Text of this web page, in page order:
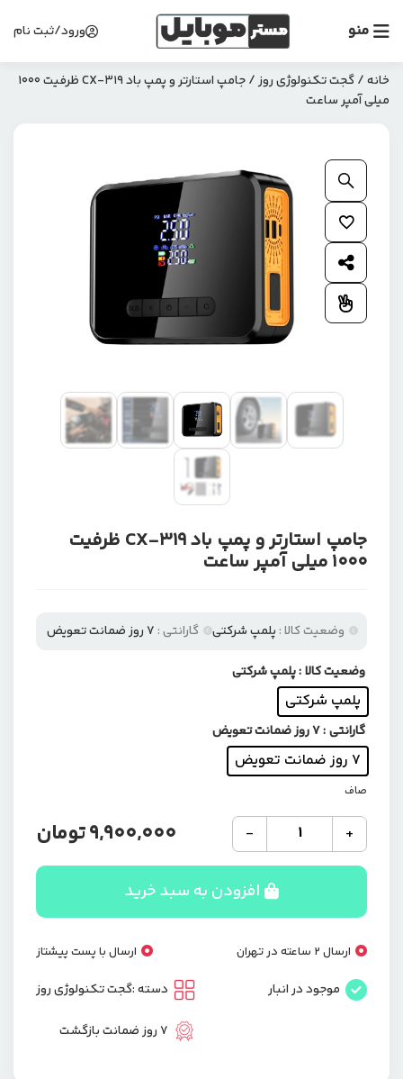
منو ورود/ثبت نام
خانه/گجت تکنولوژی روز
/ جامپ استارتر و پمپ باد CX-319 ظرفیت ۱۰۰۰
میلی آمپر ساعت
جامپ استارتر و پمپ باد CX-319 ظرفیت
۱۰۰۰ میلی آمپر ساعت
وضعیت کالا : پلمپ شرکتی گارانتی : 7 روز ضمانت تعویض
وضعیت کالا: پلمپ شرکتی
پلمپ شرکتی
گارانتی: 7 روز ضمانت تعویض
7 روز ضمانت تعویض
صاف
+جامپ
استارتر
و
باد
CX-
319
ظرفیت
۱۰۰۰
میلی
-
9,900,000تومان
افزودن به سبد خرید
ارسال 2 ساعته در تهران ارسال با پست پیشتاز
موجود در انبار دسته :گجت تکنولوژی روز
7 روز ضمانت بازگشت
بزرگنمایی محصول
افزودن به علاقمندی ها
اشتراک گذاری محصول